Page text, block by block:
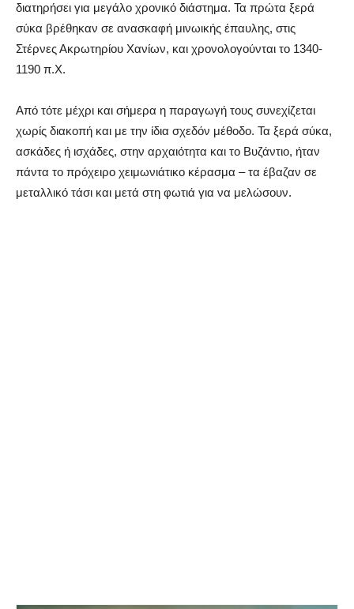
διατηρήσει για μεγάλο χρονικό διάστημα. Τα πρώτα ξερά
σύκα βρέθηκαν σε ανασκαφή μινωικής έπαυλης, στις
Στέρνες Ακρωτηρίου Χανίων, και χρονολογούνται το 1340-
1190 π.Χ.
Από τότε μέχρι και σήμερα η παραγωγή τους συνεχίζεται
χωρίς διακοπή και με την ίδια σχεδόν μέθοδο. Τα ξερά σύκα,
ασκάδες ή ισχάδες, στην αρχαιότητα και το Βυζάντιο, ήταν
πάντα το πρόχειρο χειμωνιάτικο κέρασμα – τα έβαζαν σε
μεταλλικό τάσι και μετά στη φωτιά για να μελώσουν.